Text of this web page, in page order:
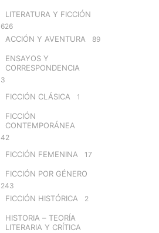
LITERATURA Y FICCIÓN
626
ACCIÓN Y AVENTURA 89
ENSAYOS Y
CORRESPONDENCIA
3
FICCIÓN CLÁSICA 1
FICCIÓN
CONTEMPORÁNEA
42
FICCIÓN FEMENINA 17
FICCIÓN POR GÉNERO
243
FICCIÓN HISTÓRICA 2
HISTORIA – TEORÍA
LITERARIA Y CRÍTICA